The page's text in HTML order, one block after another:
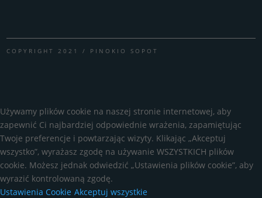
COPYRIGHT 2021 / PINOKIO SOPOT
Używamy plików cookie na naszej stronie internetowej, aby
zapewnić Ci najbardziej odpowiednie wrażenia, zapamiętując
Twoje preferencje i powtarzając wizyty. Klikając „Akceptuj
wszystko”, wyrażasz zgodę na używanie WSZYSTKICH plików
cookie. Możesz jednak odwiedzić „Ustawienia plików cookie”, aby
wyrazić kontrolowaną zgodę.
Ustawienia Cookie Akceptuj wszystkie